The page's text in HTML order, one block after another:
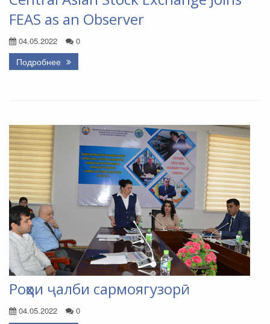
FEAS as an Observer
04.05.2022 0
Подробнее
Роҳҳои ҷалби сармоягузорӣ
04.05.2022 0